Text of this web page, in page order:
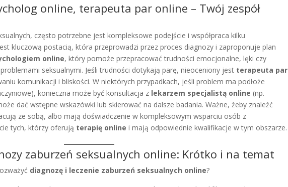
online, terapeuta par online – Twój zespół
często potrzebne jest kompleksowe podejście i współpraca kilku
kluczową postacią, która przeprowadzi przez proces diagnozy i zaproponuje plan
online, który pomoże przepracować trudności emocjonalne, lęki czy
seksualnymi. Jeśli trudności dotykają parę, nieoceniony jest terapeuta par
komunikacji i bliskości. W niektórych przypadkach, jeśli problem ma podłoże
konieczna może być konsultacja z lekarzem specjalistą online (np.
dać wstępne wskazówki lub skierować na dalsze badania. Ważne, żeby znaleźć
ze sobą, albo mają doświadczenie w kompleksowym wsparciu osób z
tych, którzy oferują terapię online i mają odpowiednie kwalifikacje w tym obszarze.
zaburzeń seksualnych online: Krótko i na temat
diagnozę i leczenie zaburzeń seksualnych online?